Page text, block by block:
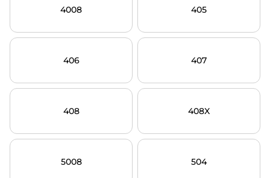
4008 405
406 407
408 408X
5008 504